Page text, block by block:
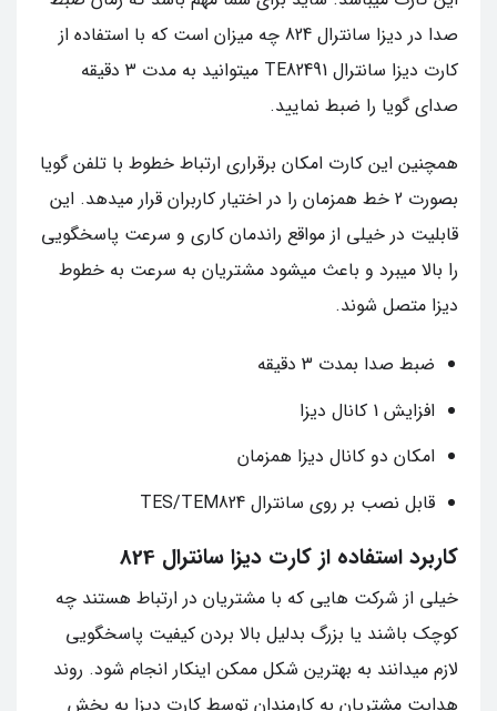
صدا در دیزا سانترال 824 چه میزان است که با استفاده از
کارت دیزا سانترال TE82491 میتوانید به مدت 3 دقیقه
صدای گویا را ضبط نمایید.
همچنین این کارت امکان برقراری ارتباط خطوط با تلفن گویا
بصورت 2 خط همزمان را در اختیار کاربران قرار میدهد. این
قابلیت در خیلی از مواقع راندمان کاری و سرعت پاسخگویی
را بالا میبرد و باعث میشود مشتریان به سرعت به خطوط
دیزا متصل شوند.
ضبط صدا بمدت 3 دقیقه
افزایش 1 کانال دیزا
امکان دو کانال دیزا همزمان
قابل نصب بر روی سانترال TES/TEM824
کاربرد استفاده از کارت دیزا سانترال 824
خیلی از شرکت هایی که با مشتریان در ارتباط هستند چه
کوچک باشند یا بزرگ بدلیل بالا بردن کیفیت پاسخگویی
لازم میدانند به بهترین شکل ممکن اینکار انجام شود. روند
هدایت مشتریان به کارمندان توسط کارت دیزا به بخش